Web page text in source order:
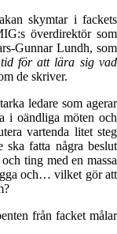
skymtar i fackets
överdirektör som
Gunnar Lundh, som
för att lära sig vad
de skriver.
ledare som agerar
i oändliga möten och
vartenda litet steg
ska fatta några beslut
ting med en massa
och… vilket gör att
från facket målar